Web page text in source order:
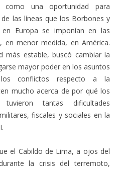
una oportunidad para
las líneas que los Borbones y
Europa se imponían en las
en menor medida, en América.
más estable, buscó cambiar la
mayor poder en los asuntos
conflictos respecto a la
mucho acerca de por qué los
tuvieron tantas dificultades
fiscales y sociales en la
el Cabildo de Lima, a ojos del
la crisis del terremoto,